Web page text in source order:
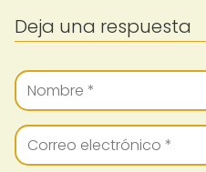
Deja una respuesta